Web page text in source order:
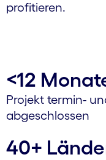
profitieren.
<12
Projekt termin-
abgeschlossen
40+